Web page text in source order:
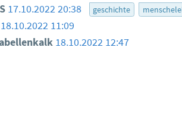
17.10.2022 20:38 geschichte
18.10.2022 11:09
18.10.2022 12:47